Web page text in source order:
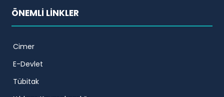
ÖNEMLİ LİNKLER
Cimer
E-Devlet
Tübitak